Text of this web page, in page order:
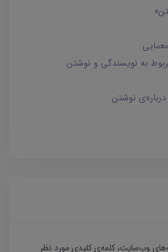
به نویسندگی و نوشتن
نوشتن
وب‌سایت، کلمه‌ی کلیدی مورد نظر